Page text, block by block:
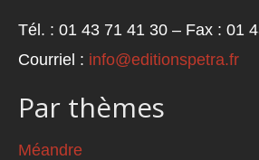
Tél. : 01 43 71 41 30 – Fax : 01
Courriel : info@editionspetra.fr
Par thèmes
Méandre